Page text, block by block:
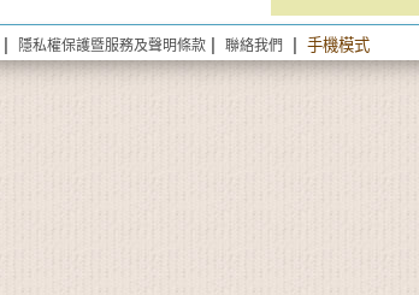
| 隱私權保護暨服務及聲明條款 | 聯絡我們 | 手機模式